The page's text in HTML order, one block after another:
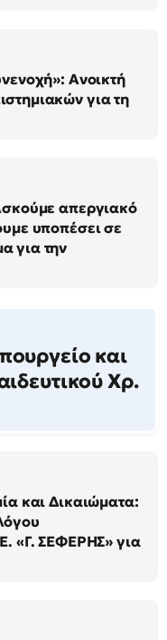
Ανοικτή
για τη
απεργιακό
υποπέσει σε
για την
και
Χρ.
και Δικαιώματα:
«Γ. ΣΕΦΕΡΗΣ» για